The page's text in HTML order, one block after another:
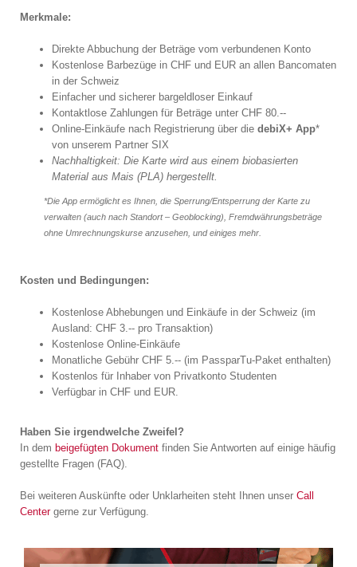
Merkmale:
Direkte Abbuchung der Beträge vom verbundenen Konto
Kostenlose Barbezüge in CHF und EUR an allen Bancomaten
in der Schweiz
Einfacher und sicherer bargeldloser Einkauf
Kontaktlose Zahlungen für Beträge unter CHF 80.--
Online-Einkäufe nach Registrierung über die debiX+ App*
von unserem Partner SIX
Nachhaltigkeit: Die Karte wird aus einem biobasierten
Material aus Mais (PLA) hergestellt.
*Die App ermöglicht es Ihnen, die Sperrung/Entsperrung der Karte zu
verwalten (auch nach Standort – Geoblocking), Fremdwährungsbeträge
ohne Umrechnungskurse anzusehen, und einiges mehr.
Kosten und Bedingungen:
Kostenlose Abhebungen und Einkäufe in der Schweiz (im
Ausland: CHF 3.-- pro Transaktion)
Kostenlose Online-Einkäufe
Monatliche Gebühr CHF 5.-- (im PassparTu-Paket enthalten)
Kostenlos für Inhaber von Privatkonto Studenten
Verfügbar in CHF und EUR.
Haben Sie irgendwelche Zweifel?
In dem beigefügten Dokument finden Sie Antworten auf einige häufig
gestellte Fragen (FAQ).
Bei weiteren Auskünfte oder Unklarheiten steht Ihnen unser Call
Centergerne zur Verfügung.